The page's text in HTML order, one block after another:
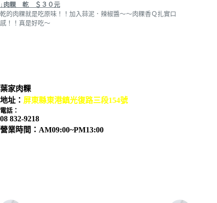
↓肉粿 乾 ＄３０元
乾的肉粿就是吃原味！！加入蒜泥．辣椒醬～～肉粿香Ｑ扎實口
感！！真是好吃～
葉家肉粿
地址： 屏東縣東港鎮光復路三段154號
電話：
08 832-9218
營業時間：AM09:00~PM13:00